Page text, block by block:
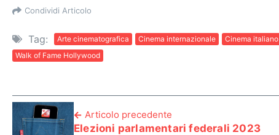
Condividi Articolo
Tag: Arte cinematografica Cinema internazionale Cinema italiano
Walk of Fame Hollywood
Articolo precedente
Elezioni parlamentari federali 2023